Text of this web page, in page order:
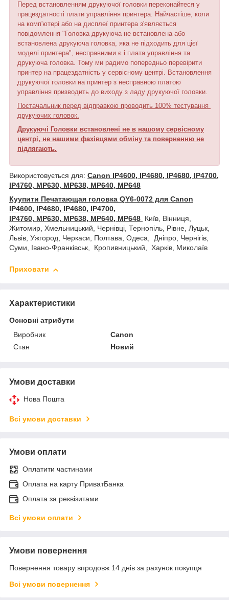
Перед встановленням друкуючої головки переконайтеся у
працездатності плати управління принтера. Найчастіше, коли
на комп'ютері або на дисплеї принтера з'являється
повідомлення "Головка друкуюча не встановлена ​​або
встановлена ​​друкуюча головка, яка не підходить для цієї
моделі принтера", несправними є і плата управління та
друкуюча головка. Тому ми радимо попередньо перевірити
принтер на працездатність у сервісному центрі. Встановлення
друкуючої головки на принтер з несправною платою
управління призводить до виходу з ладу друкуючої головки.
Постачальник перед відправкою проводить 100% тестування
друкуючих головок.
Друкуючі Головки встановлені не в нашому сервісному
центрі, не нашими фахівцями обміну та поверненню не
підлягають.
Використовується для: Canon IP4600, IP4680, IP4680, IP4700,
IP4760, MP630, MP638, MP640, MP648
Куупити Печатающая головка QY6-0072 для Canon
IP4600, IP4680, IP4680, IP4700,
IP4760, MP630, MP638, MP640, MP648 Київ, Вінниця,
Житомир, Хмельницький, Чернівці, Тернопіль, Рівне, Луцьк,
Львів, Ужгород, Черкаси, Полтава, Одеса, Дніпро, Чернігів,
Суми, Івано-Франківськ, Кропивницький, Харків, Миколаїв
Приховати
Характеристики
Основні атрибути
Виробник
Canon
Стан
Новий
Умови доставки
Нова Пошта
Всі умови доставки
Умови оплати
Оплатити частинами
Оплата на карту ПриватБанка
Оплата за реквізитами
Всі умови оплати
Умови повернення
Повернення товару впродовж 14 днів за рахунок покупця
Всі умови повернення